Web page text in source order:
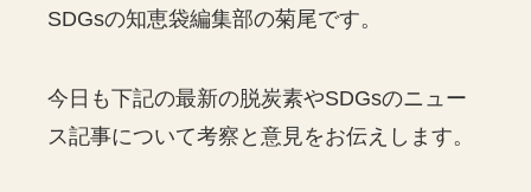
SDGsの知恵袋編集部の菊尾です。
今日も下記の最新の脱炭素やSDGsのニュー
ス記事について考察と意見をお伝えします。